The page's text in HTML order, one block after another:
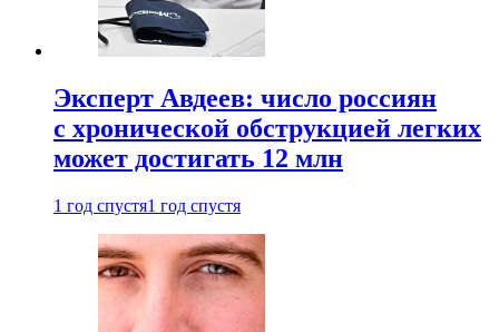
Эксперт Авдеев: число россиян
с хронической обструкцией легких
может достигать 12 млн
1 год спустя1 год спустя